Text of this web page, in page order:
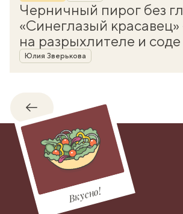
Черничный пирог без
«Синеглазый
на разрыхлителе и соде
Автор
Юлия Зверькова
Обратно
Вкусно!